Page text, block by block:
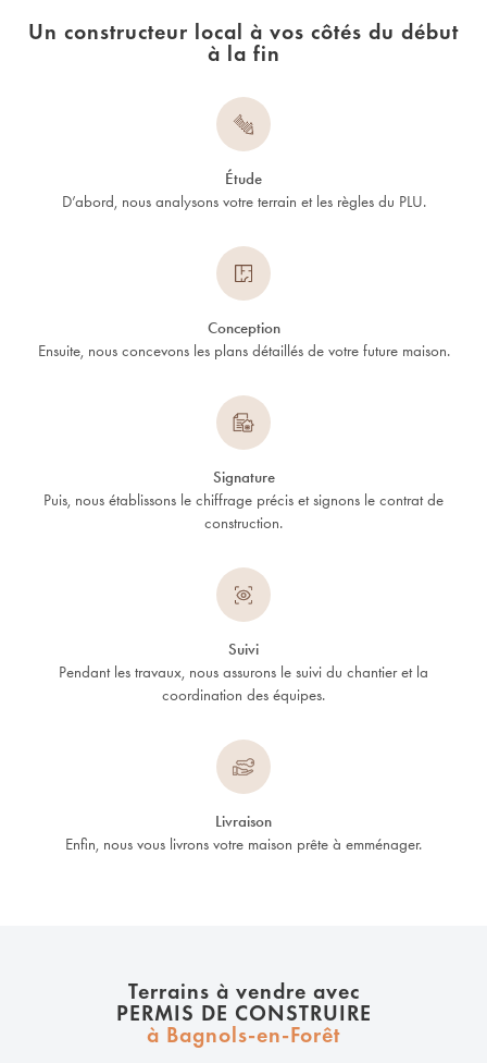
Un constructeur local à vos côtés du début
à la fin
Étude
D’abord, nous analysons votre terrain et les règles du PLU.
Conception
Ensuite, nous concevons les plans détaillés de votre future maison.
Signature
Puis, nous établissons le chiffrage précis et signons le contrat de
construction.
Suivi
Pendant les travaux, nous assurons le suivi du chantier et la
coordination des équipes.
Livraison
Enfin, nous vous livrons votre maison prête à emménager.
Terrains à vendre avec
PERMIS DE CONSTRUIRE
à Bagnols-en-Forêt